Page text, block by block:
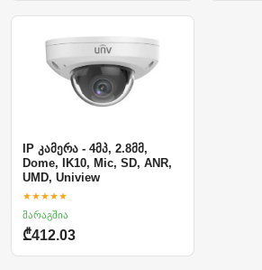
IP კამერა - 4მპ, 2.8მმ,
Dome, IK10, Mic, SD, ANR,
UMD, Uniview
★★★★★
მარაგშია
₾412.03